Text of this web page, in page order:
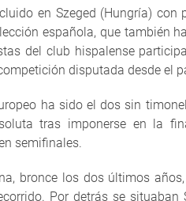
en Szeged (Hungría)
española, que también
del club hispalense
disputada desde el
ha sido el dos sin
tras imponerse en la
semifinales.
bronce los dos últimos
Por detrás se situaban